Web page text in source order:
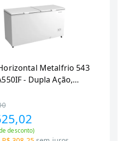
Metalfrio 543
- Dupla Ação,
desconto)